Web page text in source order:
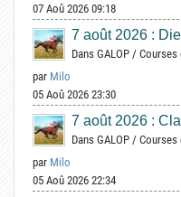
07 Aoû 2026 09:18
7 août 2026 :
Dans GALOP / Courses
par Milo
05 Aoû 2026 23:30
7 août 2026 :
Dans GALOP / Courses
par Milo
05 Aoû 2026 22:34